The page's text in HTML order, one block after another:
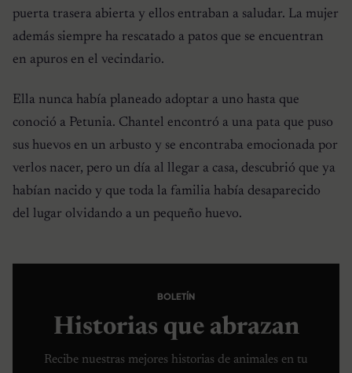
puerta trasera abierta y ellos entraban a saludar. La mujer
además siempre ha rescatado a patos que se encuentran
en apuros en el vecindario.
Ella nunca había planeado adoptar a uno hasta que
conoció a Petunia. Chantel encontró a una pata que puso
sus huevos en un arbusto y se encontraba emocionada por
verlos nacer, pero un día al llegar a casa, descubrió que ya
habían nacido y que toda la familia había desaparecido
del lugar olvidando a un pequeño huevo.
BOLETÍN
Historias que abrazan
Recibe nuestras mejores historias de animales en tu